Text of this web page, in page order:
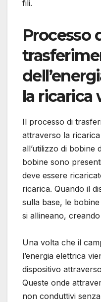
fili.
Processo
la ricarica
Il processo di
attraverso la
all’utilizzo di bobine
bobine sono
deve essere
ricarica. Quando il
sulla base, le
si allineano,
Una volta che il
l’energia elettrica
dispositivo
Queste onde
non conduttivi